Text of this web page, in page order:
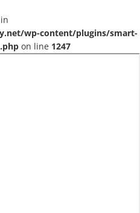
wp-content/plugins/smart-
on line 1247